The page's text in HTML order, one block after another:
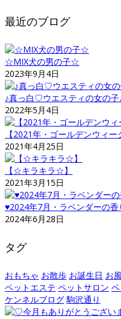
最近のブログ
☆MIX犬の男の子☆
2023年9月4日
♪真っ白♡ウエスティの女の子
2022年5月4日
【2021年・ゴールデンウィ
2021年4月25日
【☆キラキラ☆】
2021年3月15日
♥2024年7月・ラベンダーの
2024年6月28日
タグ
おもちゃ お散歩 お誕生日 お
ペットエステ ペットサロン
ケンネルブログ 駒沢通り